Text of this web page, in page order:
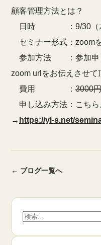
顧客管理方法とは？
日時 ：9/30（水
セミナー形式：zoom
参加方法 ：参加申し
zoom urlをお伝えさせて
費用 ： 3000円
申し込み方法：こちら
→ https://yl-s.net/
← ブログ一覧へ
検